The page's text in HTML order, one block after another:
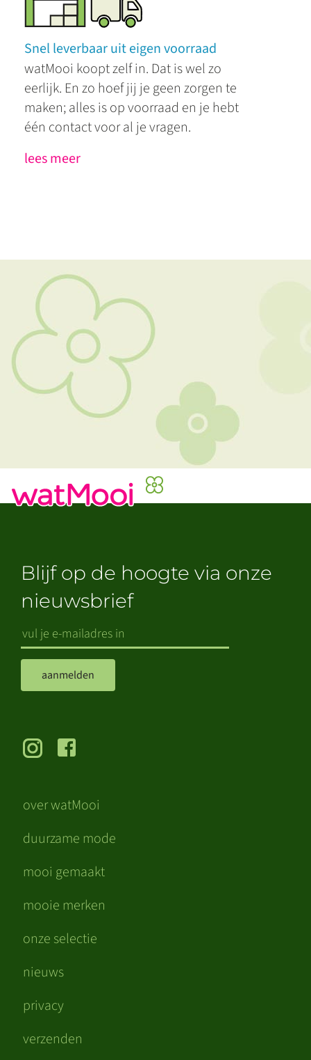
Snel leverbaar uit eigen voorraad
watMooi koopt zelf in. Dat is wel zo
eerlijk. En zo hoef jij je geen zorgen te
maken; alles is op voorraad en je hebt
één contact voor al je vragen.
lees meer
over watMooi
duurzame mode
mooi gemaakt
mooie merken
onze selectie
nieuws
privacy
verzenden
Blijf op de hoogte via onze
nieuwsbrief
aanmelden